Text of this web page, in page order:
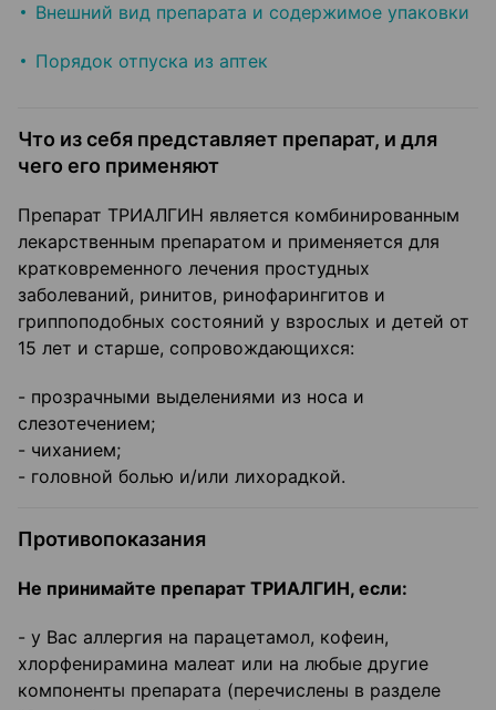
Внешний вид препарата и содержимое упаковки
Порядок отпуска из аптек
Что из себя представляет препарат, и для
чего его применяют
Препарат ТРИАЛГИН является комбинированным
лекарственным препаратом и применяется для
кратковременного лечения простудных
заболеваний, ринитов, ринофарингитов и
гриппоподобных состояний у взрослых и детей от
15 лет и старше, сопровождающихся:
- прозрачными выделениями из носа и
слезотечением;
- чиханием;
- головной болью и/или лихорадкой.
Противопоказания
Не принимайте препарат ТРИАЛГИН, если:
- у Вас аллергия на парацетамол, кофеин,
хлорфенирамина малеат или на любые другие
компоненты препарата (перечислены в разделе